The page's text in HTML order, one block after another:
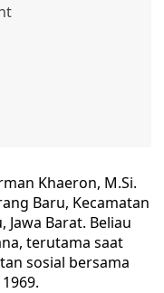
Khaeron, M.Si.
Baru, Kecamatan
Barat. Beliau
terutama saat
sosial bersama